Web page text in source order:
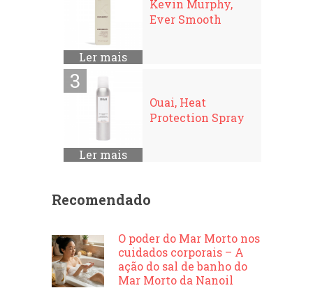
Kevin Murphy,
Ever Smooth
Ler mais
Ouai, Heat
Protection Spray
Ler mais
Recomendado
O poder do Mar Morto nos
cuidados corporais – A
ação do sal de banho do
Mar Morto da Nanoil